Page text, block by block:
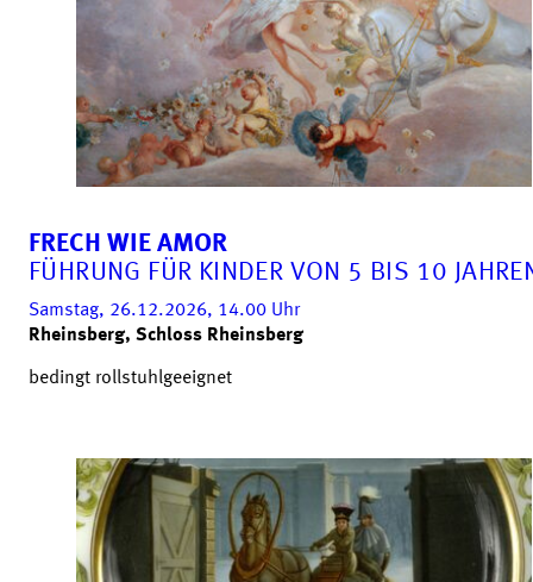
FRECH WIE AMOR
FÜHRUNG FÜR KINDER VON 5 BIS 10
Samstag, 26.12.2026, 14.00 Uhr
Rheinsberg, Schloss Rheinsberg
bedingt rollstuhlgeeignet